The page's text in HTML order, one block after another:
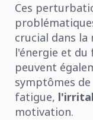
Ces
crucial dans la
l'énergie et
peuvent
symptômes
fatigue,
motivation.